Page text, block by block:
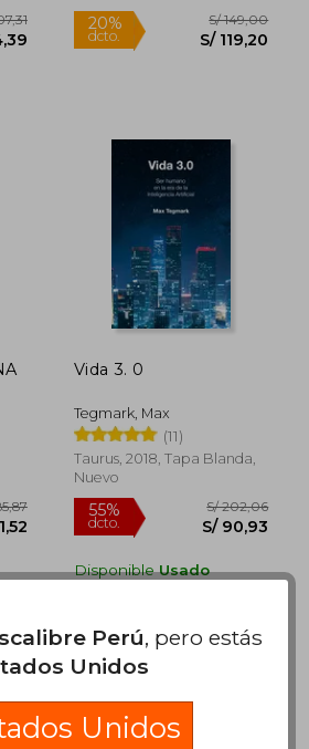
20%
dcto.
Vida 3. 0
Tegmark, Max
(11)
Taurus, 2018, Tapa Blanda,
Nuevo
DisponibleUsado
Perú, pero estás
Unidos
Unidos